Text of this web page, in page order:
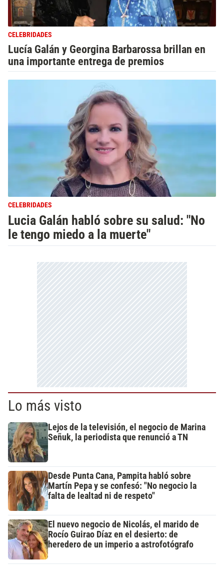
CELEBRIDADES
Lucía Galán y Georgina Barbarossa brillan en
una importante entrega de premios
CELEBRIDADES
Lucia Galán habló sobre su salud: "No
le tengo miedo a la muerte"
Lo más visto
Lejos de la televisión, el negocio de Marina
Señuk, la periodista que renunció a TN
Desde Punta Cana, Pampita habló sobre
Martín Pepa y se confesó: "No negocio la
falta de lealtad ni de respeto"
El nuevo negocio de Nicolás, el marido de
Rocío Guirao Díaz en el desierto: de
heredero de un imperio a astrofotógrafo